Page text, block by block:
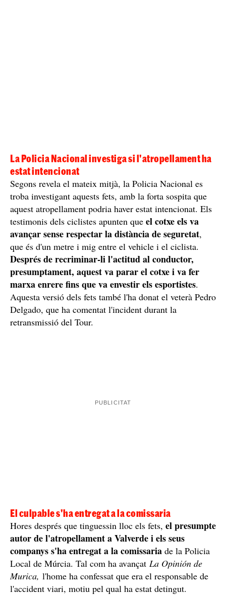
La Policia Nacional investiga si l'atropellament ha
estat intencionat
Segons revela el mateix mitjà, la Policia Nacional es
troba investigant aquests fets, amb la forta sospita que
aquest atropellament podria haver estat intencionat. Els
testimonis dels ciclistes apunten que el cotxe els va
avançar sense respectar la distància de seguretat,
que és d'un metre i mig entre el vehicle i el ciclista.
Després de recriminar-li l'actitud al conductor,
presumptament, aquest va parar el cotxe i va fer
marxa enrere fins que va envestir els esportistes.
Aquesta versió dels fets també l'ha donat el veterà Pedro
Delgado, que ha comentat l'incident durant la
retransmissió del Tour.
El culpable s'ha entregat a la comissaria
Hores després que tinguessin lloc els fets, el presumpte
autor de l'atropellament a Valverde i els seus
companys s'ha entregat a la comissaria de la Policia
Local de Múrcia. Tal com ha avançat La Opinión de
Murica, l'home ha confessat que era el responsable de
l'accident viari, motiu pel qual ha estat detingut.